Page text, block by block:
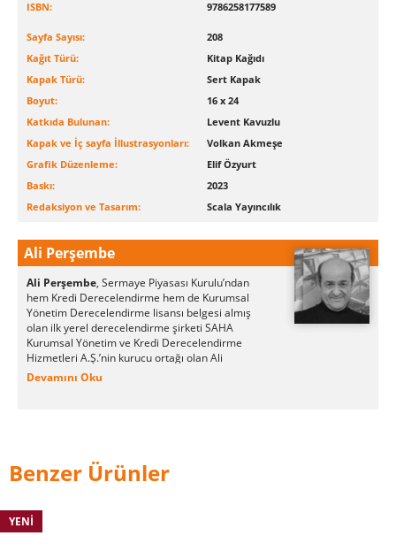
ISBN: 9786258177589
Sayfa Sayısı:
208
Kağıt Türü:
Kitap Kağıdı
Kapak Türü:
Sert Kapak
Boyut:
16 x 24
Katkıda Bulunan:
Levent Kavuzlu
Kapak ve İç sayfa İllustrasyonları:
Volkan Akmeşe
Grafik Düzenleme:
Elif Özyurt
Baskı:
2023
Redaksiyon ve Tasarım:
Scala Yayıncılık
Ali Perşembe
Ali Perşembe, Sermaye Piyasası Kurulu’ndan
hem Kredi Derecelendirme hem de Kurumsal
Yönetim Derecelendirme lisansı belgesi almış
olan ilk yerel derecelendirme şirketi SAHA
Kurumsal Yönetim ve Kredi Derecelendirme
Hizmetleri A.Ş.’nin kurucu ortağı olan Ali
Perşembe, deneyimli bir teknik analiz, finansal
lisans diplomalarıyla mezun olduktan sonra,
trading kariyeri 1980 yılında Futures & Options
Cenevre’de çeşitli trading pozisyonlarında
bulunduktan sonra 1985 yılında Türkiye’nin ilk
Devamını Oku
Benzer Ürünler
YENI